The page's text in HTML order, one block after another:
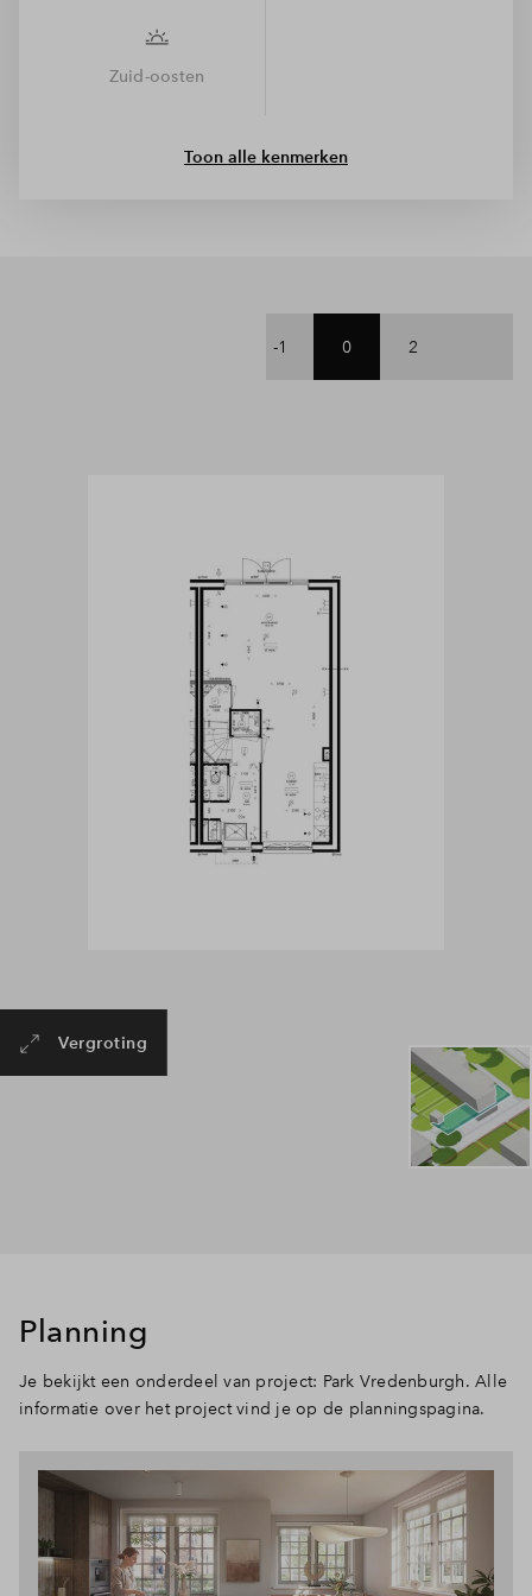
Zuid-oosten
Toon alle kenmerken
-1 0 2
Vergroting
Planning
Je bekijkt een onderdeel van project: Park Vredenburgh. Alle
informatie over het project vind je op de planningspagina.